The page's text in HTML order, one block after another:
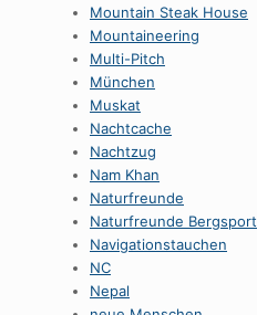
Mountain Steak House
Mountaineering
Multi-Pitch
München
Muskat
Nachtcache
Nachtzug
Nam Khan
Naturfreunde
Naturfreunde Bergsport
Navigationstauchen
NC
Nepal